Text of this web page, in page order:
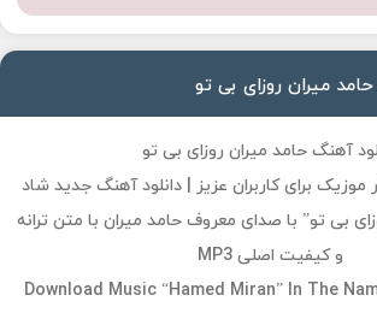
میران روزای بی تو
آهنگ حامد میران روزای بی تو
برای کاربران عزیز | دانلود آهنگ جدید شاد
بی تو” با صدای معروف حامد میران با متن ترانه
و کیفیت اصلی MP3
Download Music “Hamed Miran” In The